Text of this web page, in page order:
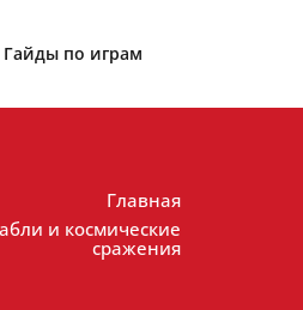
Гайды по играм
Главная
и космические
сражения